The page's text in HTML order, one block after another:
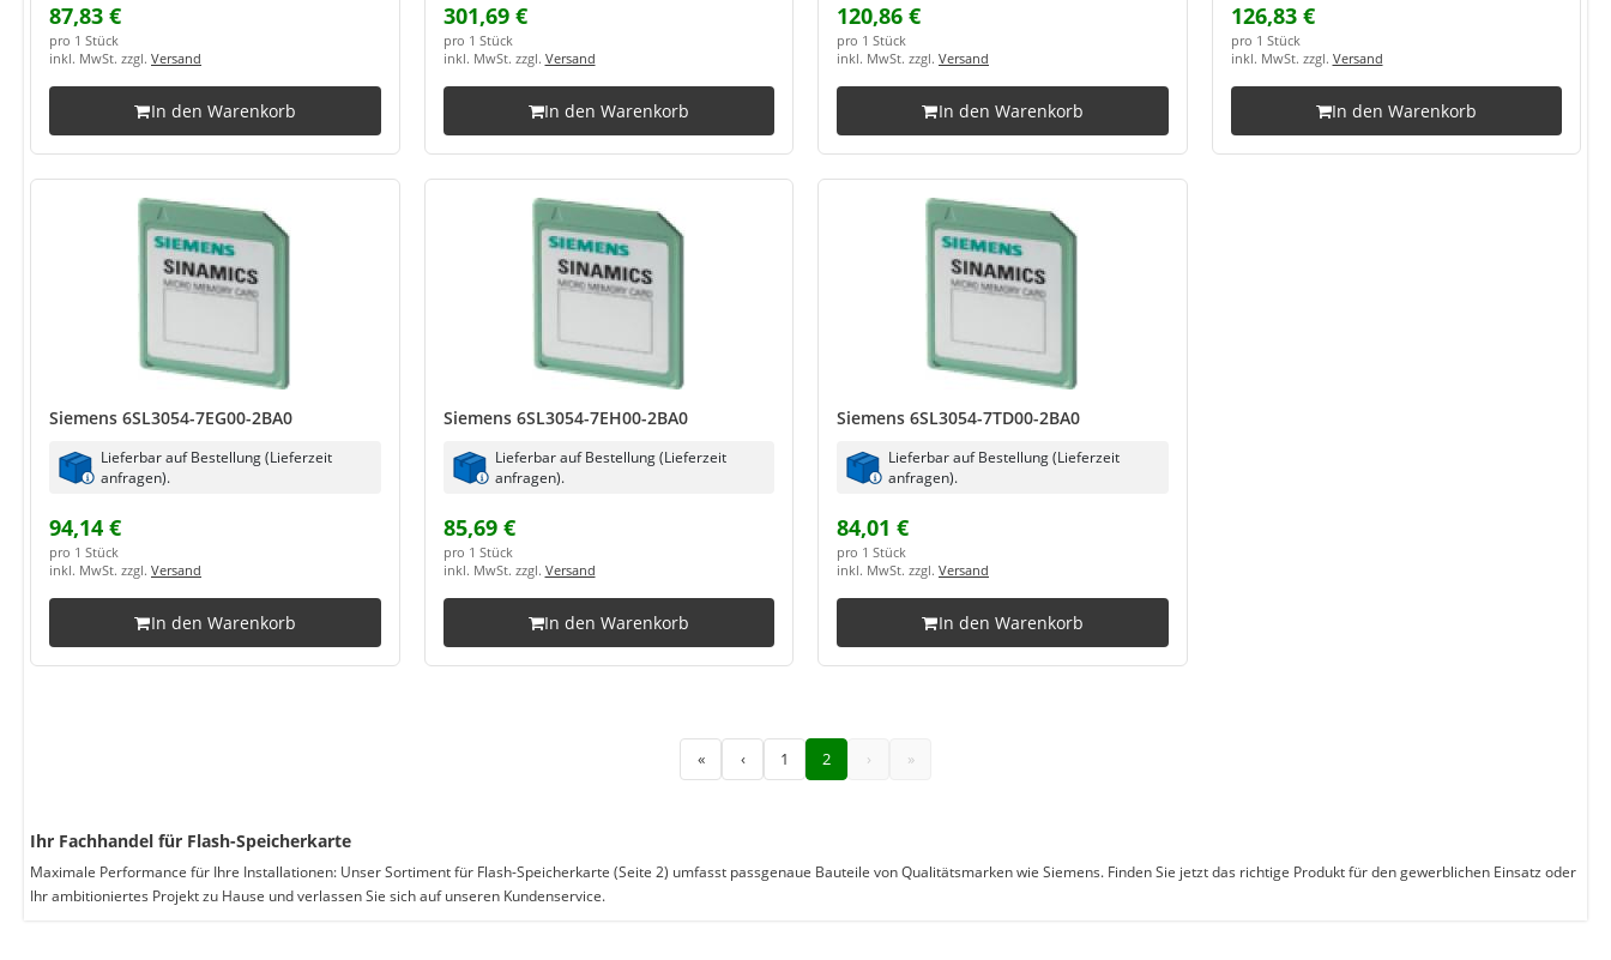
87,83 €
pro 1 Stück
inkl. MwSt. zzgl. Versand
In den Warenkorb
301,69 €
pro 1 Stück
inkl. MwSt. zzgl. Versand
In den Warenkorb
120,86 €
pro 1 Stück
inkl. MwSt. zzgl. Versand
In den Warenkorb
126,83 €
pro 1 Stück
inkl. MwSt. zzgl. Versand
In den Warenkorb
Siemens 6SL3054-7EG00-2BA0
Lieferbar auf Bestellung (Lieferzeit
anfragen).
94,14 €
pro 1 Stück
inkl. MwSt. zzgl. Versand
In den Warenkorb
Siemens 6SL3054-7EH00-2BA0
Lieferbar auf Bestellung (Lieferzeit
anfragen).
85,69 €
pro 1 Stück
inkl. MwSt. zzgl. Versand
In den Warenkorb
Siemens 6SL3054-7TD00-2BA0
Lieferbar auf Bestellung (Lieferzeit
anfragen).
84,01 €
pro 1 Stück
inkl. MwSt. zzgl. Versand
In den Warenkorb
« ‹ 1 2 › »
Ihr Fachhandel für Flash-Speicherkarte
Maximale Performance für Ihre Installationen: Unser Sortiment für Flash-Speicherkarte (Seite 2) umfasst passgenaue Bauteile von Qualitätsmarken wie Siemens. Finden Sie jetzt das richtige Produkt für den gewerblichen Einsatz oder
Ihr ambitioniertes Projekt zu Hause und verlassen Sie sich auf unseren Kundenservice.